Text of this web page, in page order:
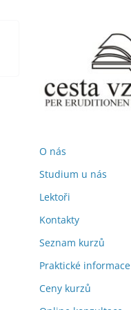
O nás
Studium u nás
Lektoři
Kontakty
Seznam kurzů
Praktické informace
Ceny kurzů